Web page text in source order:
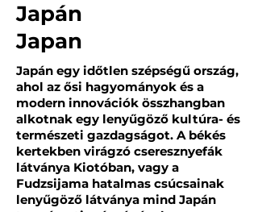
Japán
Japan
Japán egy időtlen szépségű ország,
ahol az ősi hagyományok és a
modern innovációk összhangban
alkotnak egy lenyűgöző kultúra- és
természeti gazdagságot. A békés
kertekben virágzó cseresznyefák
látványa Kiotóban, vagy a
Fudzsijama hatalmas csúcsainak
lenyűgöző látványa mind Japán